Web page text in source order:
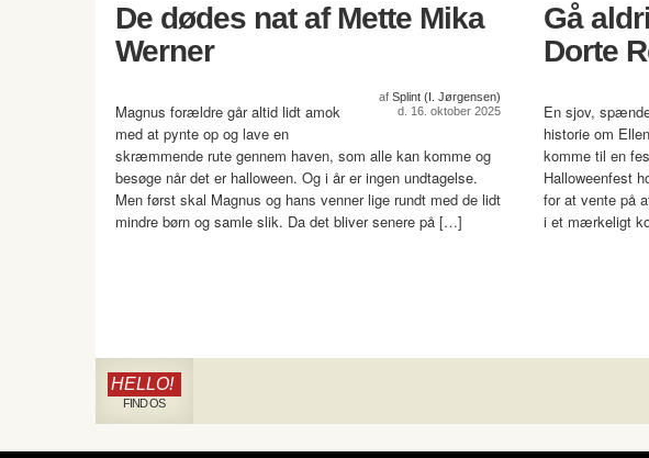
De dødes nat af Mette Mika
Werner
af Splint (I. Jørgensen)
d. 16. oktober 2025
Magnus forældre går altid lidt amok
med at pynte op og lave en
skræmmende rute gennem haven, som alle kan komme og
besøge når det er halloween. Og i år er ingen undtagelse.
Men først skal Magnus og hans venner lige rundt med de lidt
mindre børn og samle slik. Da det bliver senere på […]
Gå
Dorte
En sjov,
historie om
komme til en
Halloweenfest
for at vente på
i et mærkeligt
HELLO!
FIND OS